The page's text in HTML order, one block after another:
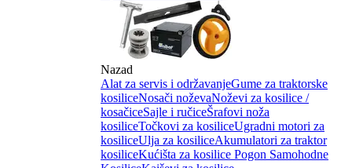
Nazad
Alat za servis i održavanjeGume za traktorske
kosiliceNosači noževaNoževi za kosilice /
kosačiceSajle i ručiceŠrafovi noža
kosiliceTočkovi za kosiliceUgradni motori za
kosiliceUlja za kosiliceAkumulatori za traktor
kosiliceKućišta za kosilice Pogon Samohodne